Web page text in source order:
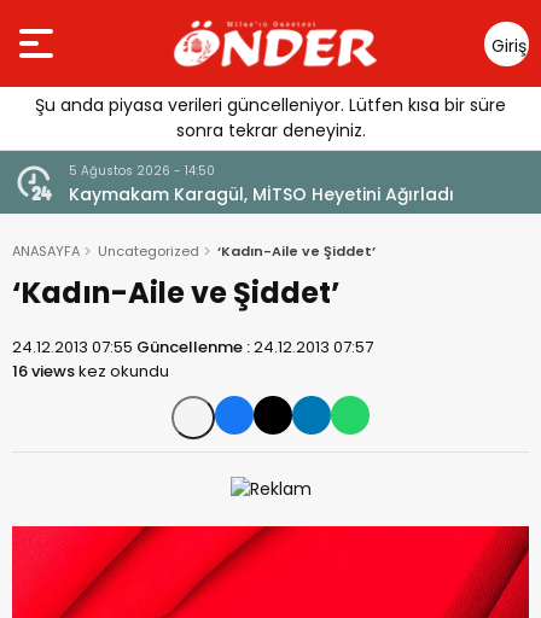
Giriş
Yap
Şu anda piyasa verileri güncelleniyor. Lütfen kısa bir süre
sonra tekrar deneyiniz.
5 Ağustos 2026 - 14:50
Kaymakam Karagül, MİTSO Heyetini Ağırladı
ANASAYFA Uncategorized ‘Kadın-Aile ve Şiddet’
‘Kadın-Aile ve Şiddet’
24.12.2013 07:55 Güncellenme :24.12.2013 07:57
16 viewskez okundu